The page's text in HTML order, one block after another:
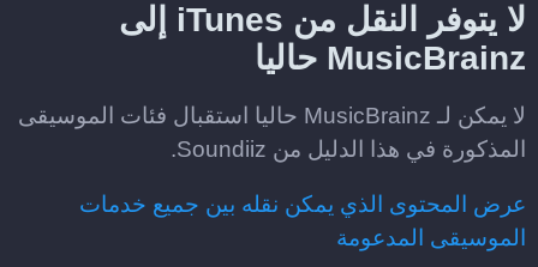
لا يتوفر النقل من iTunes إلى
MusicBrainz حاليا
لا يمكن لـ MusicBrainz حاليا استقبال فئات الموسيقى
المذكورة في هذا الدليل من Soundiiz.
عرض المحتوى الذي يمكن نقله بين جميع خدمات
الموسيقى المدعومة